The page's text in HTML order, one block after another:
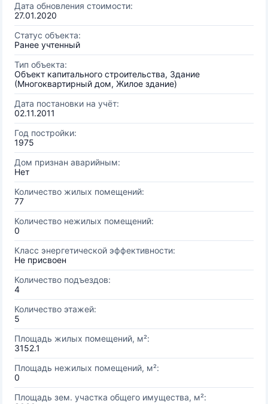
Дата обновления стоимости:
27.01.2020
Статус объекта:
Ранее учтенный
Тип объекта:
Объект капитального строительства, Здание
(Многоквартирный дом, Жилое здание)
Дата постановки на учёт:
02.11.2011
Год постройки:
1975
Дом признан аварийным:
Нет
Количество жилых помещений:
77
Количество нежилых помещений:
0
Класс энергетической эффективности:
Не присвоен
Количество подъездов:
4
Количество этажей:
5
Площадь жилых помещений, м²:
3152.1
Площадь нежилых помещений, м²:
0
Площадь зем. участка общего имущества, м²: